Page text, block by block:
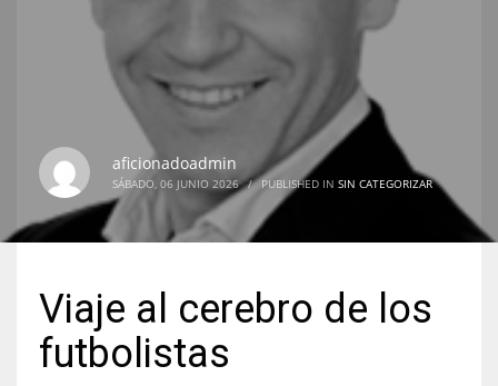
NYJ
ATL
24
aficionadoadmin
SÁBADO, 06 JUNIO 2026 / PUBLISHED IN SIN CATEGORIZAR
Viaje al cerebro de los
futbolistas